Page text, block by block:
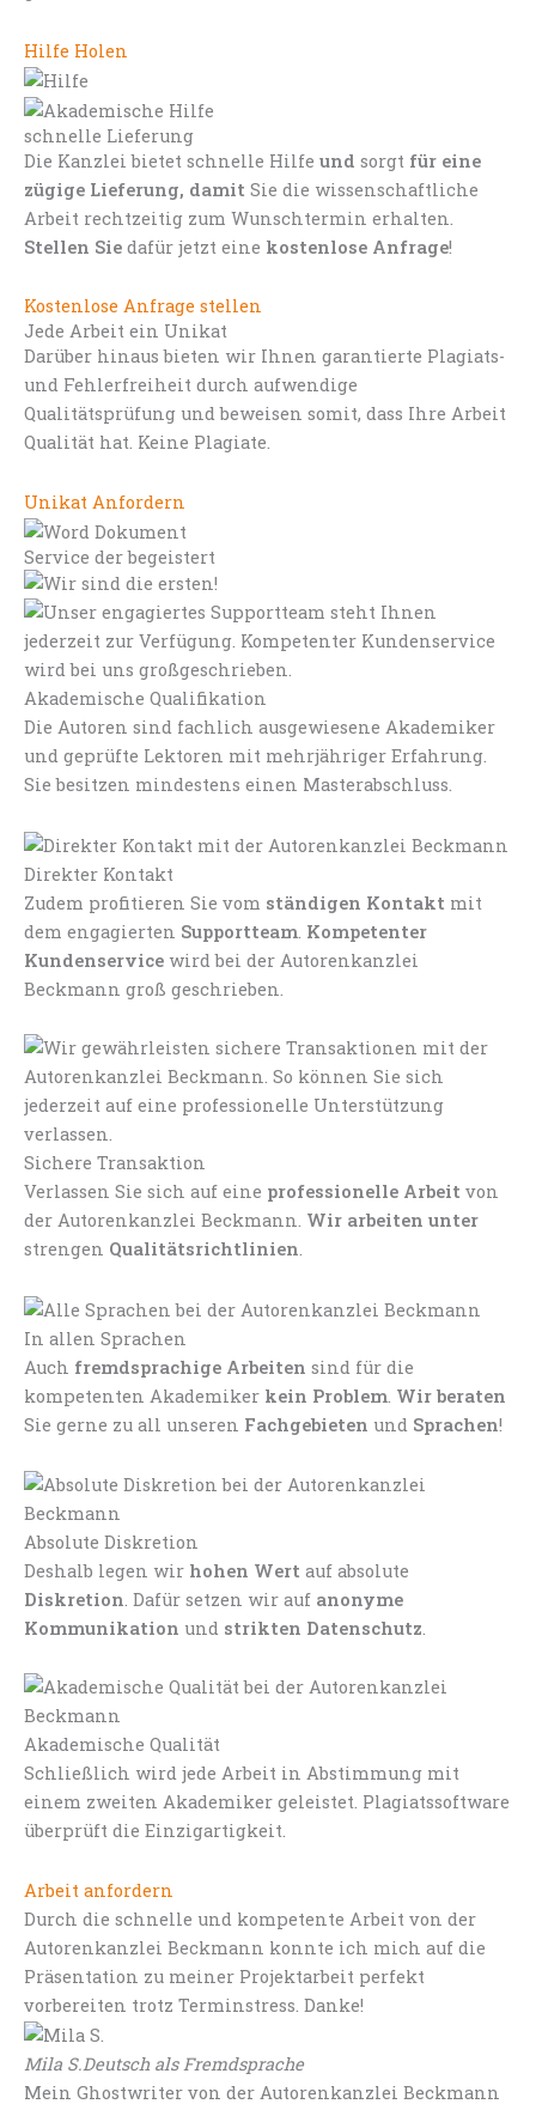
Hilfe Holen
schnelle Lieferung
Die Kanzlei bietet schnelle Hilfe und sorgt für eine
zügige Lieferung, damit Sie die wissenschaftliche
Arbeit rechtzeitig zum Wunschtermin erhalten.
Stellen Sie dafür jetzt eine kostenlose Anfrage!
Kostenlose Anfrage stellen
Jede Arbeit ein Unikat
Darüber hinaus bieten wir Ihnen garantierte Plagiats-
und Fehlerfreiheit durch aufwendige
Qualitätsprüfung und beweisen somit, dass Ihre Arbeit
Qualität hat. Keine Plagiate.
Unikat Anfordern
Service der begeistert
Akademische Qualifikation
Die Autoren sind fachlich ausgewiesene Akademiker
und geprüfte Lektoren mit mehrjähriger Erfahrung.
Sie besitzen mindestens einen Masterabschluss.
Direkter Kontakt
Zudem profitieren Sie vom ständigen Kontakt mit
dem engagierten Supportteam. Kompetenter
Kundenservice wird bei der Autorenkanzlei
Beckmann groß geschrieben.
Sichere Transaktion
Verlassen Sie sich auf eine professionelle Arbeit von
der Autorenkanzlei Beckmann. Wir arbeiten unter
strengen Qualitätsrichtlinien.
In allen Sprachen
Auch fremdsprachige Arbeiten sind für die
kompetenten Akademiker kein Problem. Wir beraten
Sie gerne zu all unseren Fachgebieten und Sprachen!
Absolute Diskretion
Deshalb legen wir hohen Wert auf absolute
Diskretion . Dafür setzen wir auf anonyme
Kommunikation und strikten Datenschutz
Akademische Qualität
Schließlich wird jede Arbeit in Abstimmung mit
einem zweiten Akademiker geleistet. Plagiatssoftware
überprüft die Einzigartigkeit.
Arbeit anfordern
Durch die schnelle und kompetente Arbeit von der
Autorenkanzlei Beckmann konnte ich mich auf die
Präsentation zu meiner Projektarbeit perfekt
vorbereiten trotz Terminstress. Danke!
Mila S.Deutsch als Fremdsprache
Mein Ghostwriter von der Autorenkanzlei Beckmann